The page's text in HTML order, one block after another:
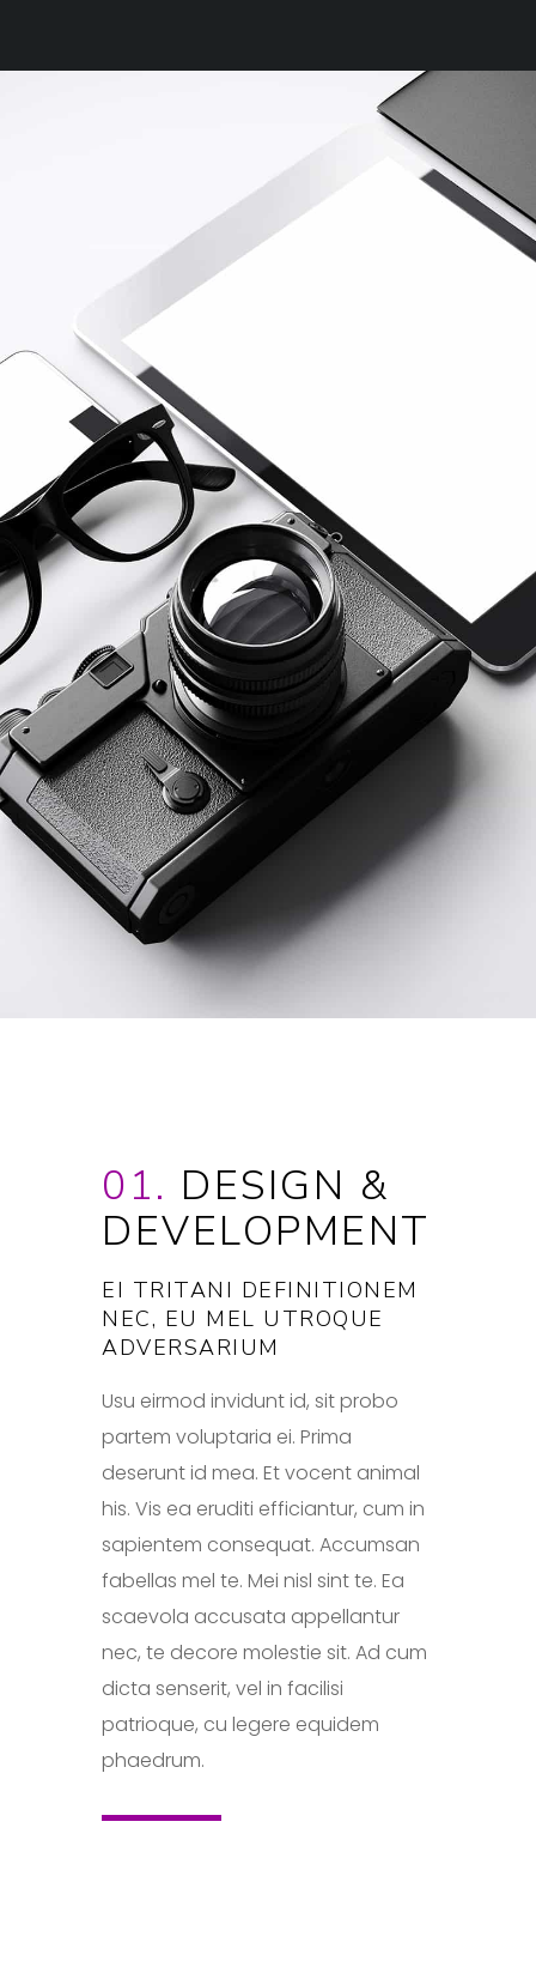
01. DESIGN &
DEVELOPMENT
EI TRITANI DEFINITIONEM
NEC, EU MEL UTROQUE
ADVERSARIUM
Usu eirmod invidunt id, sit probo
partem voluptaria ei. Prima
deserunt id mea. Et vocent animal
his. Vis ea eruditi efficiantur, cum in
sapientem consequat. Accumsan
fabellas mel te. Mei nisl sint te. Ea
scaevola accusata appellantur
nec, te decore molestie sit. Ad cum
dicta senserit, vel in facilisi
patrioque, cu legere equidem
phaedrum.